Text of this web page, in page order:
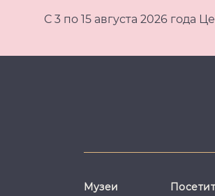
С 3 по 15 августа 2026
Музеи